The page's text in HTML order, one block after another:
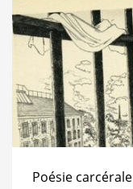
Poésie carcérale